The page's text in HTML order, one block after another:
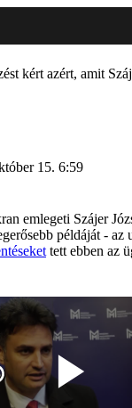
kért azért, amit
15. 6:59
emlegeti Szájer
példáját -
tett ebben az